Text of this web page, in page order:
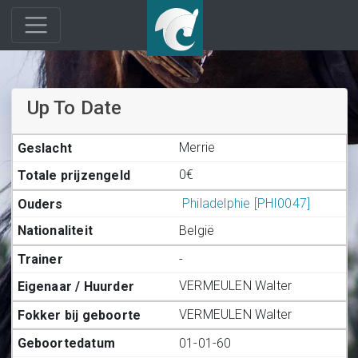
Up To Date
Merrie
0€
Philadelphie [PHI0047]
België
-
VERMEULEN Walter
VERMEULEN Walter
01-01-60